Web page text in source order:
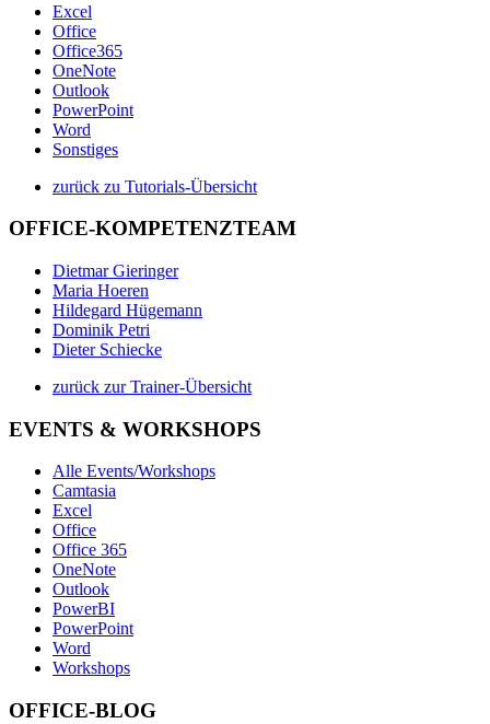
Excel
Office
Office365
OneNote
Outlook
PowerPoint
Word
Sonstiges
zurück zu Tutorials-Übersicht
OFFICE-KOMPETENZTEAM
Dietmar Gieringer
Maria Hoeren
Hildegard Hügemann
Dominik Petri
Dieter Schiecke
zurück zur Trainer-Übersicht
EVENTS & WORKSHOPS
Alle Events/Workshops
Camtasia
Excel
Office
Office 365
OneNote
Outlook
PowerBI
PowerPoint
Word
Workshops
OFFICE-BLOG